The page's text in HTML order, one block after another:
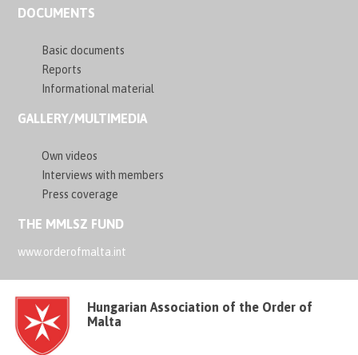
DOCUMENTS
Basic documents
Reports
Informational material
GALLERY/MULTIMEDIA
Own videos
Interviews with members
Press coverage
THE MMLSZ FUND
www.orderofmalta.int
Hungarian Association of the Order of
Malta